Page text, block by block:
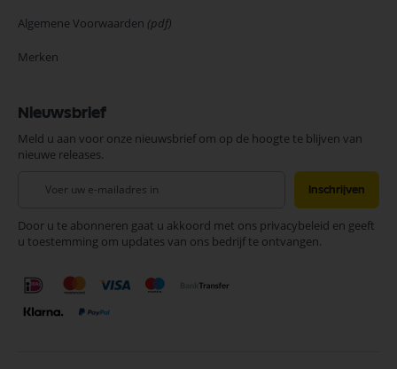
Algemene Voorwaarden (pdf)
Merken
Nieuwsbrief
Meld u aan voor onze nieuwsbrief om op de hoogte te blijven van
nieuwe releases.
onze
nieuwsbrief
Inschrijven
Door u te abonneren gaat u akkoord met ons privacybeleid en geeft
u toestemming om updates van ons bedrijf te ontvangen.